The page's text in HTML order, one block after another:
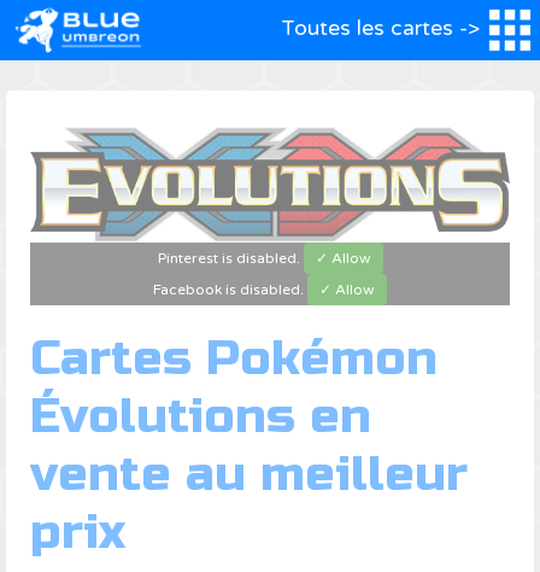
Toutes les cartes ->
Pinterest is disabled.
✓ Allow
Facebook is disabled.
✓ Allow
Cartes Pokémon
Évolutions en
vente au meilleur
prix